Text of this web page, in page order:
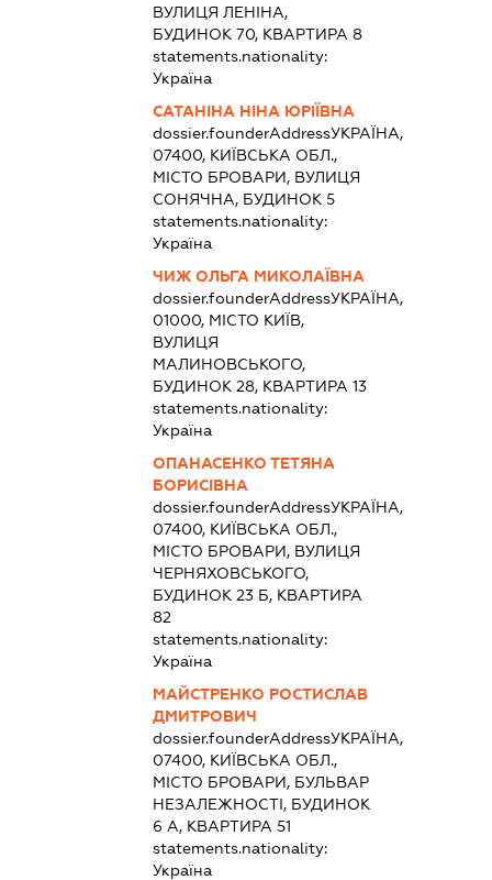
ВУЛИЦЯ ЛЕНІНА,
БУДИНОК 70, КВАРТИРА 8
statements.nationality:
Україна
САТАНІНА НІНА ЮРІЇВНА
dossier.founderAddressУКРАЇНА,
07400, КИЇВСЬКА ОБЛ.,
МІСТО БРОВАРИ, ВУЛИЦЯ
СОНЯЧНА, БУДИНОК 5
statements.nationality:
Україна
ЧИЖ ОЛЬГА МИКОЛАЇВНА
dossier.founderAddressУКРАЇНА,
01000, МІСТО КИЇВ,
ВУЛИЦЯ
МАЛИНОВСЬКОГО,
БУДИНОК 28, КВАРТИРА 13
statements.nationality:
Україна
ОПАНАСЕНКО ТЕТЯНА
БОРИСІВНА
dossier.founderAddressУКРАЇНА,
07400, КИЇВСЬКА ОБЛ.,
МІСТО БРОВАРИ, ВУЛИЦЯ
ЧЕРНЯХОВСЬКОГО,
БУДИНОК 23 Б, КВАРТИРА
82
statements.nationality:
Україна
МАЙСТРЕНКО РОСТИСЛАВ
ДМИТРОВИЧ
dossier.founderAddressУКРАЇНА,
07400, КИЇВСЬКА ОБЛ.,
МІСТО БРОВАРИ, БУЛЬВАР
НЕЗАЛЕЖНОСТІ, БУДИНОК
6 А, КВАРТИРА 51
statements.nationality:
Україна